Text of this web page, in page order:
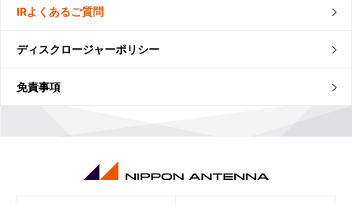
IRよくあるご質問
ディスクロージャーポリシー
免責事項